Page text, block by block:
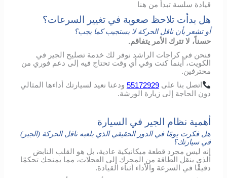
قيادة سلسة تبدأ من هنا
هل بدأت تلاحظ صعوبة في تغيير السرعات؟
أو تشعر بأن ناقل الحركة لا يستجيب كما يجب؟
حسناً، لا تترك الأمر يتفاقم.
فنحن في كراجات الراشد نوفر لك خدمة تصليح الجير في
الكويت، أينما كنت وفي أي وقت تحتاج فيه إلى دعم فوري من
محترفين.
اتصل بنا على55172929 ودعنا نعيد لسيارتك أداءها
المثالي
دون الحاجة إلى زيارة الورشة.
أهمية نظام الجير في السيارة
هل فكرت يومًا في الدور الحقيقي الذي يلعبه ناقل الحركة (الجير)
في سيارتك؟
إنه ليس مجرد قطعة ميكانيكية عادية، بل هو القلب النابض
الذي ينقل الطاقة من المحرك إلى العجلات، مما يمنحك تحكمًا
دقيقًا في السرعة والأداء أثناء القيادة.